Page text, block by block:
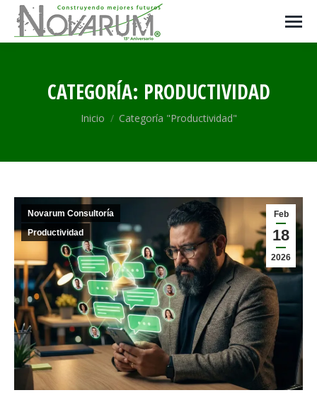
CATEGORÍA: PRODUCTIVIDAD
Estás aquí:
Inicio Categoría "Productividad"
Feb
18
2026
Novarum Consultoría
Productividad